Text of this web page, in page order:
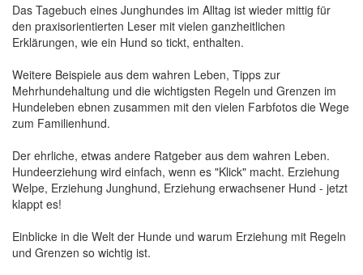
Das Tagebuch eines Junghundes im Alltag ist wieder mittig für
den praxisorientierten Leser mit vielen ganzheitlichen
Erklärungen, wie ein Hund so tickt, enthalten.
Weitere Beispiele aus dem wahren Leben, Tipps zur
Mehrhundehaltung und die wichtigsten Regeln und Grenzen im
Hundeleben ebnen zusammen mit den vielen Farbfotos die Wege
zum Familienhund.
Der ehrliche, etwas andere Ratgeber aus dem wahren Leben.
Hundeerziehung wird einfach, wenn es "Klick" macht. Erziehung
Welpe, Erziehung Junghund, Erziehung erwachsener Hund - jetzt
klappt es!
Einblicke in die Welt der Hunde und warum Erziehung mit Regeln
und Grenzen so wichtig ist.